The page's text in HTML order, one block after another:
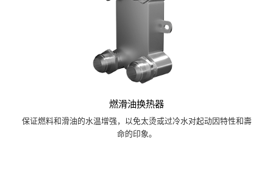
燃滑油换热器
保证燃料和滑油的水温增强，以免太烫或过冷水对起动因特性和壽
命的印象。